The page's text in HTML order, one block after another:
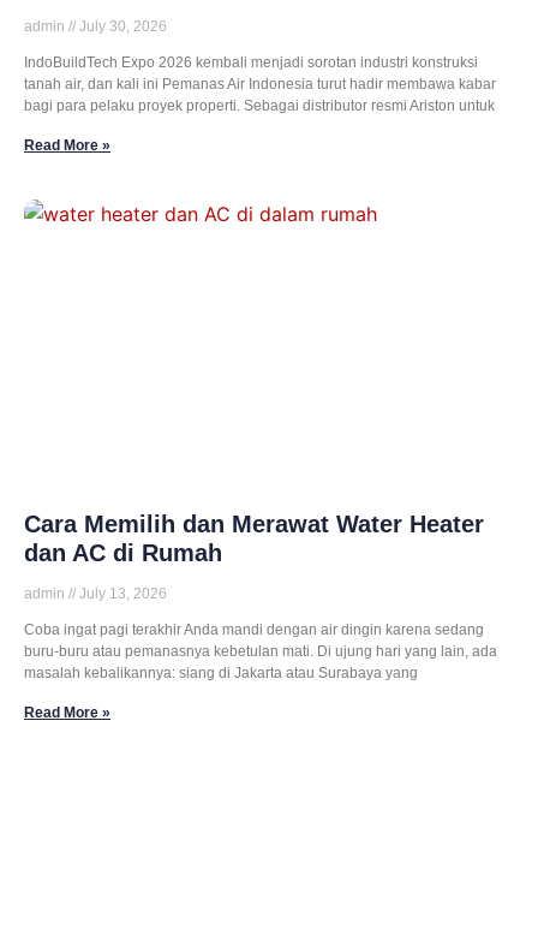
admin July 30, 2026
IndoBuildTech Expo 2026 kembali menjadi sorotan industri konstruksi
tanah air, dan kali ini Pemanas Air Indonesia turut hadir membawa kabar
bagi para pelaku proyek properti. Sebagai distributor resmi Ariston untuk
Read More »
Cara Memilih dan Merawat Water Heater
dan AC di Rumah
admin July 13, 2026
Coba ingat pagi terakhir Anda mandi dengan air dingin karena sedang
buru-buru atau pemanasnya kebetulan mati. Di ujung hari yang lain, ada
masalah kebalikannya: siang di Jakarta atau Surabaya yang
Read More »